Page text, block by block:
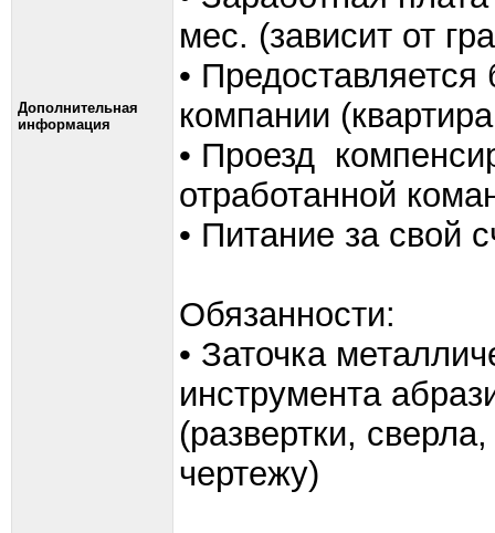
Дополнительная
информация
мес. (зависит от
• Предоставляется
компании
• Проезд
отработанной
• Питание за свой
Обязанности:
• Заточка
инструмента
(развертки,
чертежу)